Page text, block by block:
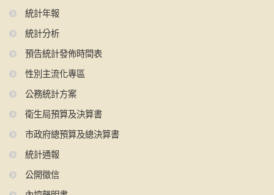
統計年報
統計分析
預告統計發佈時間表
性別主流化專區
公務統計方案
衛生局預算及決算書
市政府總預算及總決算書
統計通報
公開徵信